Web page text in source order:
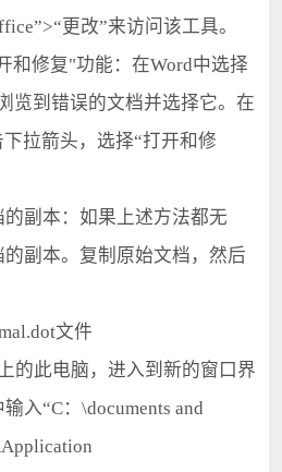
更改”来访问该工具。
修复"功能：在Word中选择
览到错误的文档并选择它。在
拉箭头，选择“打开和修
副本：如果上述方法都无
副本。复制原始文档，然后
文件
此电脑，进入到新的窗口界
入“C：\documents and